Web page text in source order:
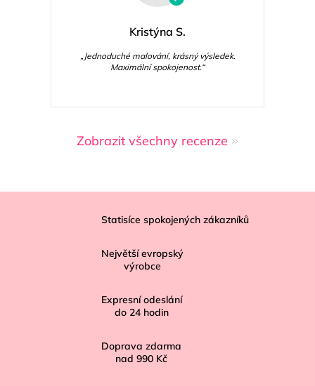
Kristýna S.
„Jednoduché malování, krásný výsledek.
Maximální spokojenost.“
Zobrazit všechny recenze
Statisíce spokojených zákazníků
Největší evropský
výrobce
Expresní odeslání
do 24 hodin
Doprava zdarma
nad 990 Kč